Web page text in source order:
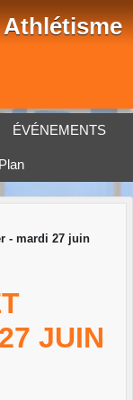
ÉVÉNEMENTS
- mardi 27 juin
JUIN